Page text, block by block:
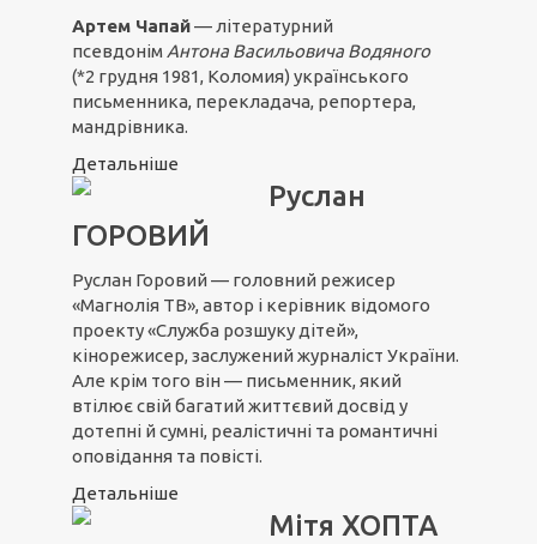
Артем Чапай— літературний
псевдонім Антона Васильовича Водяного
(*2 грудня 1981, Коломия) українського
письменника, перекладача, репортера,
мандрівника.
Детальніше
Руслан
ГОРОВИЙ
Руслан Горовий — головний режисер
«Магнолія ТВ», автор і керівник відомого
проекту «Служба розшуку дітей»,
кінорежисер, заслужений журналіст України.
Але крім того він — письменник, який
втілює свій багатий життєвий досвід у
дотепні й сумні, реалістичні та романтичні
оповідання та повісті.
Детальніше
Мітя ХОПТА